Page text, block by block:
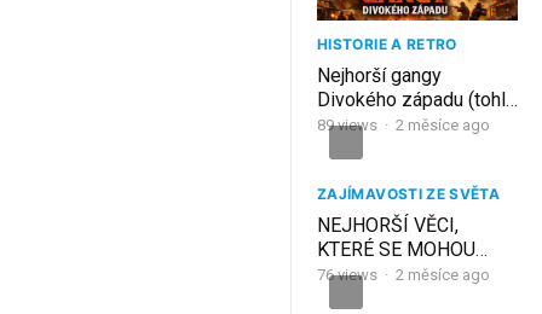
HISTORIE A RETRO
Nejhorší gangy
Divokého západu (tohle
byla čistá hrůza)
89views · 2 měsíce ago
ZAJÍMAVOSTI ZE SVĚTA
NEJHORŠÍ VĚCI,
KTERÉ SE MOHOU
STÁT V LETADLE
76views · 2 měsíce ago